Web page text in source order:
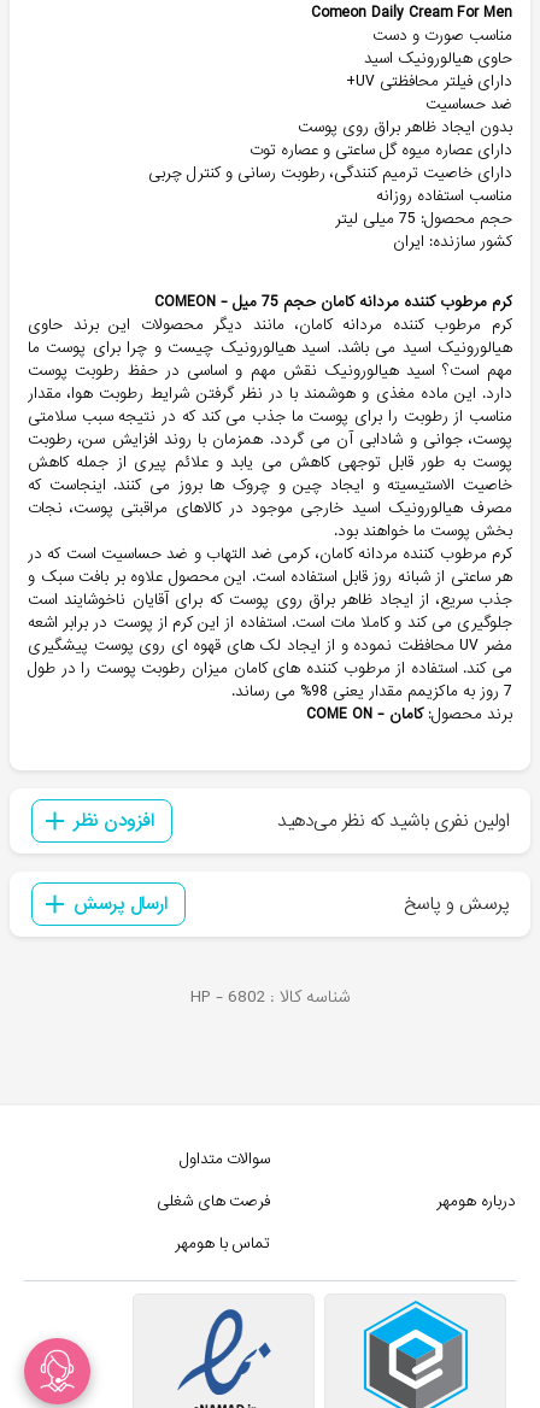
Comeon Daily Cream For Men
مناسب صورت و دست
حاوی هیالورونیک اسید
دارای فیلتر محافظتی UV+
ضد حساسیت
بدون ایجاد ظاهر براق روی پوست
دارای عصاره میوه گل ساعتی و عصاره توت
دارای خاصیت ترمیم کنندگی، رطوبت رسانی و کنترل چربی
مناسب استفاده روزانه
حجم محصول: 75 میلی لیتر
کشور سازنده: ایران
کرم مرطوب کننده مردانه کامان حجم 75 میل - COMEON
کرم مرطوب کننده مردانه کامان، مانند دیگر محصولات این برند حاوی
هیالورونیک اسید می باشد. اسید هیالورونیک چیست و چرا برای پوست ما
مهم است؟ اسید هیالورونیک نقش مهم و اساسی در حفظ رطوبت پوست
دارد. این ماده مغذی و هوشمند با در نظر گرفتن شرایط رطوبت هوا، مقدار
مناسب از رطوبت را برای پوست ما جذب می کند که در نتیجه سبب سلامتی
پوست، جوانی و شادابی آن می گردد. همزمان با روند افزایش سن، رطوبت
پوست به طور قابل توجهی کاهش می یابد و علائم پیری از جمله کاهش
خاصیت الاستیسیته و ایجاد چین و چروک ها بروز می کنند. اینجاست که
مصرف هیالورونیک اسید خارجی موجود در کالاهای مراقبتی پوست، نجات
بخش پوست ما خواهند بود.
کرم مرطوب کننده مردانه کامان، کرمی ضد التهاب و ضد حساسیت است که در
هر ساعتی از شبانه روز قابل استفاده است. این محصول علاوه بر بافت سبک و
جذب سریع، از ایجاد ظاهر براق روی پوست که برای آقایان ناخوشایند است
جلوگیری می کند و کاملا مات است. استفاده از این کرم از پوست در برابر اشعه
مضر UV محافظت نموده و از ایجاد لک های قهوه ای روی پوست پیشگیری
می کند. استفاده از مرطوب کننده های کامان میزان رطوبت پوست را در طول
7 روز به ماکزیمم مقدار یعنی 98% می رساند.
برند محصول:کامان - COME ON
اولین نفری باشید که نظر می‌دهید افزودن نظر
پرسش و پاسخ ارسال پرسش
شناسه کالا : HP - 6802
درباره هومهر
سوالات متداول
فرصت های شغلی
تماس با هومهر